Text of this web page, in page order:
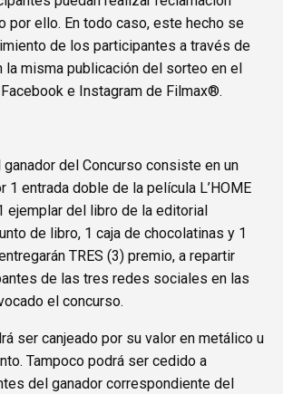
por ello. En todo caso, este hecho se
de los participantes a través de
la misma publicación del sorteo en el
e Instagram de Filmax®.
ganador del Concurso consiste en un
1 entrada doble de la película L’HOME
ejemplar del libro de la editorial
de libro, 1 caja de chocolatinas y 1
TRES (3) premio, a repartir
de las tres redes sociales en las
el concurso.
ser canjeado por su valor en metálico u
Tampoco podrá ser cedido a
del ganador correspondiente del